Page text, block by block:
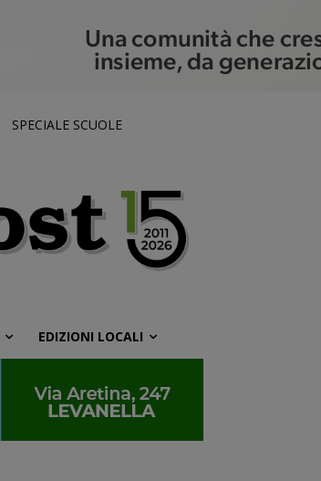
SPECIALE SCUOLE
EDIZIONI LOCALI